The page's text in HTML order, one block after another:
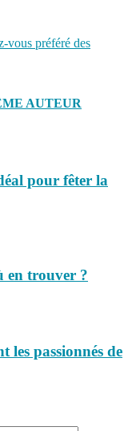
vous préféré des
AUTEUR
pour fêter la
en trouver ?
les passionnés de